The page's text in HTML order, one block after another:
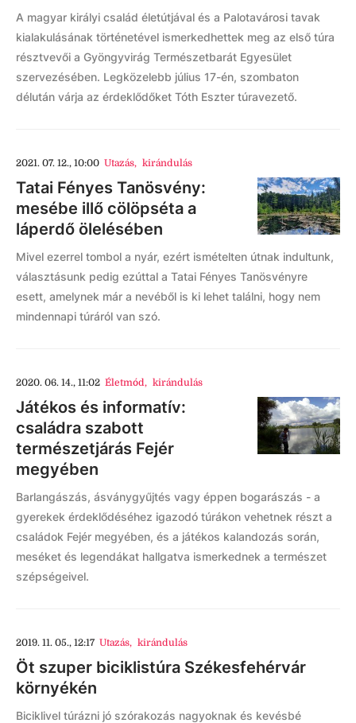
A magyar királyi család életútjával és a Palotavárosi tavak
kialakulásának történetével ismerkedhettek meg az első túra
résztvevői a Gyöngyvirág Természetbarát Egyesület
szervezésében. Legközelebb július 17-én, szombaton
délután várja az érdeklődőket Tóth Eszter túravezető.
2021. 07. 12., 10:00 Utazás, kirándulás
Tatai Fényes Tanösvény:
mesébe illő cölöpséta a
láperdő ölelésében
Mivel ezerrel tombol a nyár, ezért ismételten útnak indultunk,
választásunk pedig ezúttal a Tatai Fényes Tanösvényre
esett, amelynek már a nevéből is ki lehet találni, hogy nem
mindennapi túráról van szó.
2020. 06. 14., 11:02 Életmód, kirándulás
Játékos és informatív:
családra szabott
természetjárás Fejér
megyében
Barlangászás, ásványgyűjtés vagy éppen bogarászás - a
gyerekek érdeklődéséhez igazodó túrákon vehetnek részt a
családok Fejér megyében, és a játékos kalandozás során,
meséket és legendákat hallgatva ismerkednek a természet
szépségeivel.
2019. 11. 05., 12:17 Utazás, kirándulás
Öt szuper biciklistúra Székesfehérvár
környékén
Biciklivel túrázni jó szórakozás nagyoknak és kevésbé